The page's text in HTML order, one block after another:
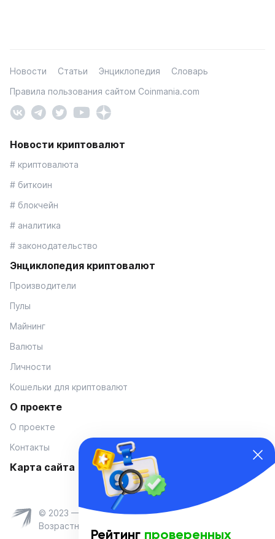
Новости Статьи Энциклопедия
Словарь
Правила пользования сайтом Coinmania.com
Новости криптовалют
# криптовалюта
# биткоин
# блокчейн
# аналитика
# законодательство
Энциклопедия криптовалют
Производители
Пулы
Майнинг
Валюты
Личности
Кошельки для криптовалют
О проекте
О проекте
Контакты
Карта сайта
© 2023 — Coinmania
Возрастное ограничение 16+
Рейтинг проверенных